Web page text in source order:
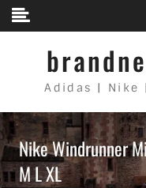
Skip to content
Adidas | Nike
Nike Windrunner
M L XL